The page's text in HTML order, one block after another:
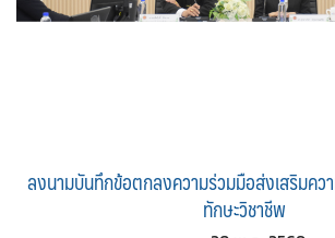
ลงนามบันทึกข้อตกลงความร่วมมือส่งเสริมคว
ทักษะวิชาชีพ